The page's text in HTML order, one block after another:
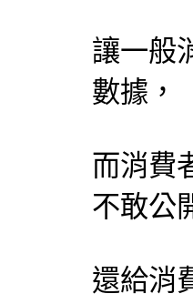
讓一般
數據，
而消費
不敢公
還給消